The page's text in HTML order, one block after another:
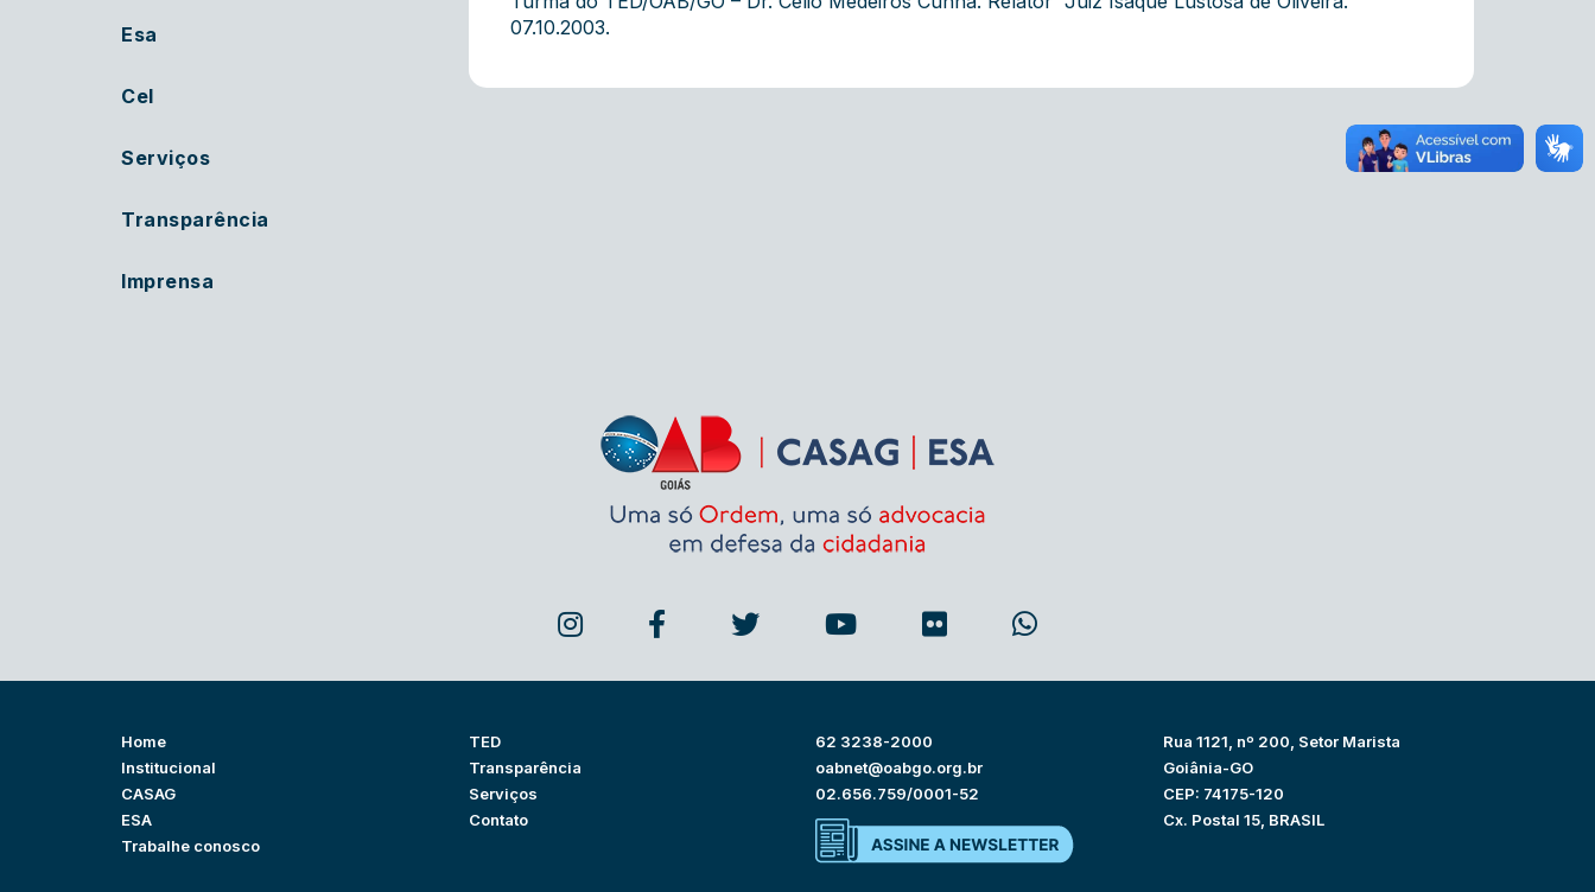
Esa
Cel
Serviços
Transparência
Imprensa
07.10.2003.
Home
Institucional
CASAG
ESA
Trabalhe conosco
TED
Transparência
Serviços
Contato
62 3238-2000
oabnet@oabgo.org.br
02.656.759/0001-52
Rua 1121, nº 200, Setor Marista
Goiânia-GO
CEP: 74175-120
Cx. Postal 15, BRASIL